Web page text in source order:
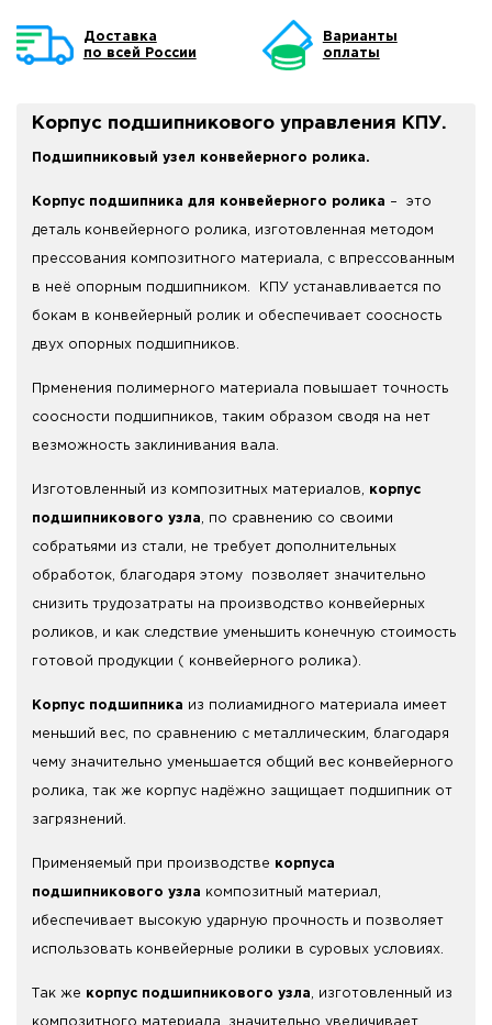
Доставка
по всей России
Варианты
оплаты
Корпус подшипникового управления КПУ.
Подшипниковый узел конвейерного ролика.
Корпус подшипника для конвейерного ролика – это
деталь конвейерного ролика, изготовленная методом
прессования композитного материала, с впрессованным
в неё опорным подшипником. КПУ устанавливается по
бокам в конвейерный ролик и обеспечивает соосность
двух опорных подшипников.
Прменения полимерного материала повышает точность
соосности подшипников, таким образом сводя на нет
везможность заклинивания вала.
Изготовленный из композитных материалов, корпус
подшипникового узла , по сравнению со своими
собратьями из стали, не требует дополнительных
обработок, благодаря этому позволяет значительно
снизить трудозатраты на производство конвейерных
роликов, и как следствие уменьшить конечную стоимость
готовой продукции ( конвейерного ролика).
Корпус подшипника из полиамидного материала имеет
меньший вес, по сравнению с металлическим, благодаря
чему значительно уменьшается общий вес конвейерного
ролика, так же корпус надёжно защищает подшипник от
загрязнений.
Применяемый при производстве корпуса
подшипникового узла композитный материал,
ибеспечивает высокую ударную прочность и позволяет
использовать конвейерные ролики в суровых условиях.
Так же корпус подшипникового узла , изготовленный из
композитного материала, значительно увеличивает